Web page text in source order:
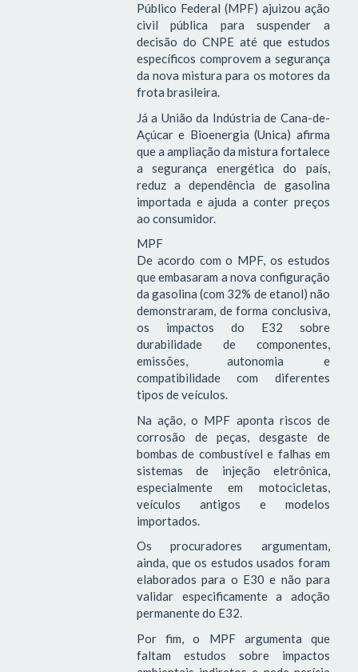
Público Federal (MPF) ajuizou ação
civil pública para suspender a
decisão do CNPE até que estudos
específicos comprovem a segurança
da nova mistura para os motores da
frota brasileira.
Já a União da Indústria de Cana-de-
Açúcar e Bioenergia (Unica) afirma
que a ampliação da mistura fortalece
a segurança energética do país,
reduz a dependência de gasolina
importada e ajuda a conter preços
ao consumidor.
MPF
De acordo com o MPF, os estudos
que embasaram a nova configuração
da gasolina (com 32% de etanol) não
demonstraram, de forma conclusiva,
os impactos do E32 sobre
durabilidade de componentes,
emissões, autonomia e
compatibilidade com diferentes
tipos de veículos.
Na ação, o MPF aponta riscos de
corrosão de peças, desgaste de
bombas de combustível e falhas em
sistemas de injeção eletrônica,
especialmente em motocicletas,
veículos antigos e modelos
importados.
Os procuradores argumentam,
ainda, que os estudos usados foram
elaborados para o E30 e não para
validar especificamente a adoção
permanente do E32.
Por fim, o MPF argumenta que
faltam estudos sobre impactos